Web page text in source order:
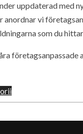
uppdaterad med
anordnar vi
som du